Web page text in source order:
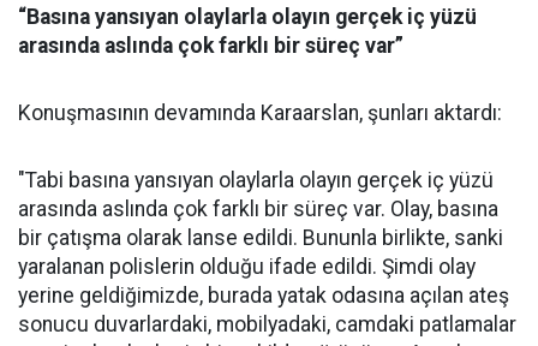
“Basına yansıyan olaylarla olayın gerçek iç yüzü
arasında aslında çok farklı bir süreç var”
Konuşmasının devamında Karaarslan, şunları aktardı:
"Tabi basına yansıyan olaylarla olayın gerçek iç yüzü
arasında aslında çok farklı bir süreç var. Olay, basına
bir çatışma olarak lanse edildi. Bununla birlikte, sanki
yaralanan polislerin olduğu ifade edildi. Şimdi olay
yerine geldiğimizde, burada yatak odasına açılan ateş
sonucu duvarlardaki, mobilyadaki, camdaki patlamalar